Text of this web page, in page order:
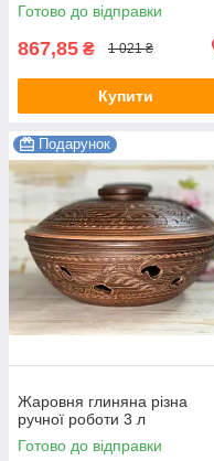
Готово до відправки
867,85 ₴ 1 021 ₴
Купити
Подарунок
Жаровня глиняна різна
ручної роботи 3 л
Готово до відправки